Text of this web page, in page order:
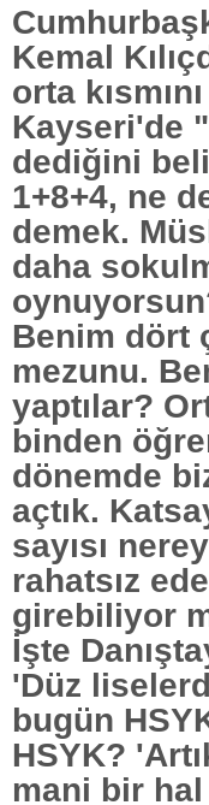
Kemal
orta
Kayseri'de
dediğini
1+8+4, ne
demek.
daha
Benim dört
mezunu.
yaptılar?
binden
dönemde
açtık.
sayısı
rahatsız
girebiliyor
İşte
'Düz
bugün
HSYK?
mani bir